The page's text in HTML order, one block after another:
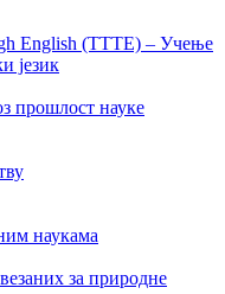
English (TTTE) – Учење
језик
прошлост науке
наукама
за природне